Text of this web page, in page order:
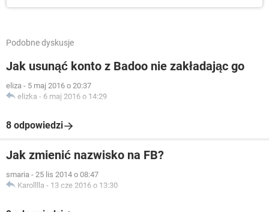
Podobne dyskusje
Jak usunąć konto z Badoo nie zakładając go
eliza - 5 maj 2016 o 20:37
elizka - 6 maj 2016 o 14:29
8 odpowiedzi
Jak zmienić nazwisko na FB?
smaria - 25 lis 2014 o 08:47
Karolllla - 13 cze 2016 o 13:30